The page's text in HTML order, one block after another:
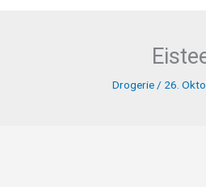
Drogerie/ 26.